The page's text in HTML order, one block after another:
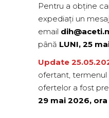
Pentru a obține
expediați un
email
până LUNI, 25
Update
ofertant,
ofertelor a fost
29 mai 2026, ora